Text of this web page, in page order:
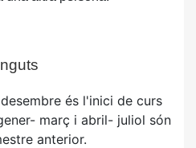
és l'inici de curs
març i abril- juliol són
anterior.